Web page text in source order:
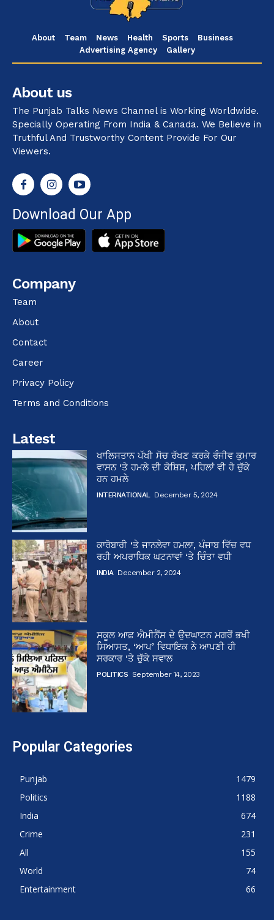
About Team News Health Sports
Business
Advertising Agency
Gallery
About us
The Punjab Talks News Channel is Working Worldwide.
Specially Operating From India & Canada. We Believe in
Truthful And Trustworthy Content Provide For Our
Viewers.
Download Our App
Company
Team
About
Contact
Career
Privacy Policy
Terms and Conditions
Latest
ਖਾਲਿਸਤਾਨ ਪੱਖੀ ਸੋਚ ਰੱਖਣ ਕਰਕੇ ਰੰਜੀਵ ਕੁਮਾਰ
ਵਾਸਨ ‘ਤੇ ਹਮਲੇ ਦੀ ਕੋਸ਼ਿਸ਼, ਪਹਿਲਾਂ ਵੀ ਹੋ ਚੁੱਕੇ
ਹਨ ਹਮਲੇ
INTERNATIONAL December 5, 2024
ਕਾਰੋਬਾਰੀ ‘ਤੇ ਜਾਨਲੇਵਾ ਹਮਲਾ, ਪੰਜਾਬ ਵਿੱਚ ਵਧ
ਰਹੀ ਅਪਰਾਧਿਕ ਘਟਨਾਵਾਂ ‘ਤੇ ਚਿੰਤਾ ਵਧੀ
INDIA December 2, 2024
ਸਕੂਲ ਆਫ਼ ਐਮੀਨੈਂਸ ਦੇ ਉਦਘਾਟਨ ਮਗਰੋਂ ਭਖੀ
ਸਿਆਸਤ, ‘ਆਪ’ ਵਿਧਾਇਕ ਨੇ ਆਪਣੀ ਹੀ
ਸਰਕਾਰ ‘ਤੇ ਚੁੱਕੇ ਸਵਾਲ
POLITICS September 14, 2023
Popular Categories
Punjab
1479
Politics
1188
India
674
Crime
231
All
155
World
74
Entertainment
66